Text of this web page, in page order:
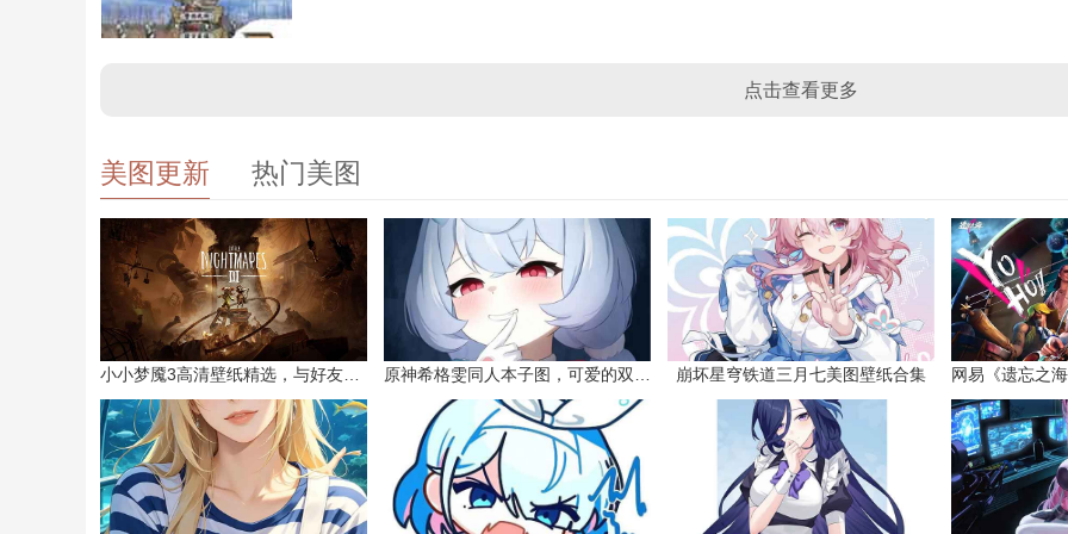
点击查看更多
美图更新 热门美图
崩坏星穹铁道三月七美图壁纸合集 网易《遗忘之